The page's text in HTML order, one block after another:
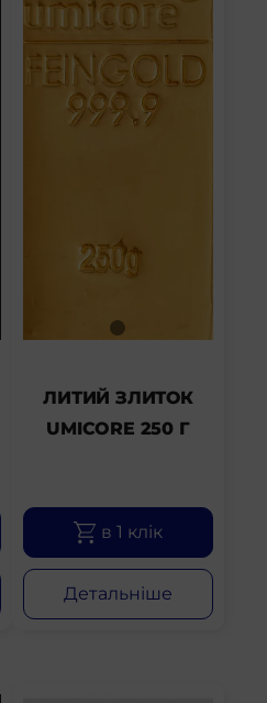
ЛИТИЙ ЗЛИТОК
UMICORE 250 Г
в 1 клік
Детальніше